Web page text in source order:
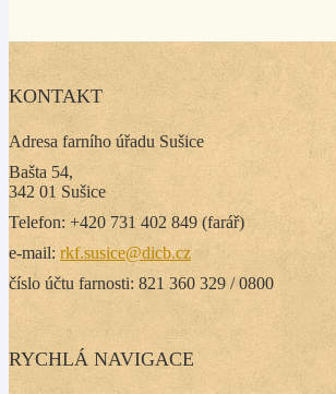
KONTAKT
Adresa farního úřadu Sušice
Bašta 54,
342 01 Sušice
Telefon: +420 731 402 849 (farář)
e-mail: rkf.susice@dicb.cz
číslo účtu farnosti: 821 360 329 / 0800
RYCHLÁ NAVIGACE